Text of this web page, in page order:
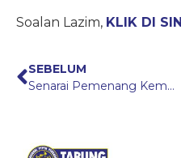
Soalan Lazim, KLIK DI SINI
SEBELUM
Senarai Pemenang Kempen Jom Beraya, Jom Menyimpan 2022